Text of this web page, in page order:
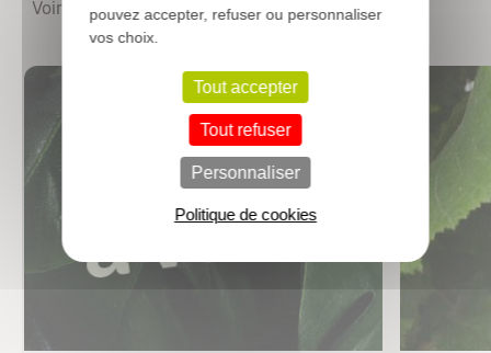
Voir les autres produits
pouvez accepter, refuser ou personnaliser
vos choix.
Tout accepter
Tout refuser
Personnaliser
Politique de cookies